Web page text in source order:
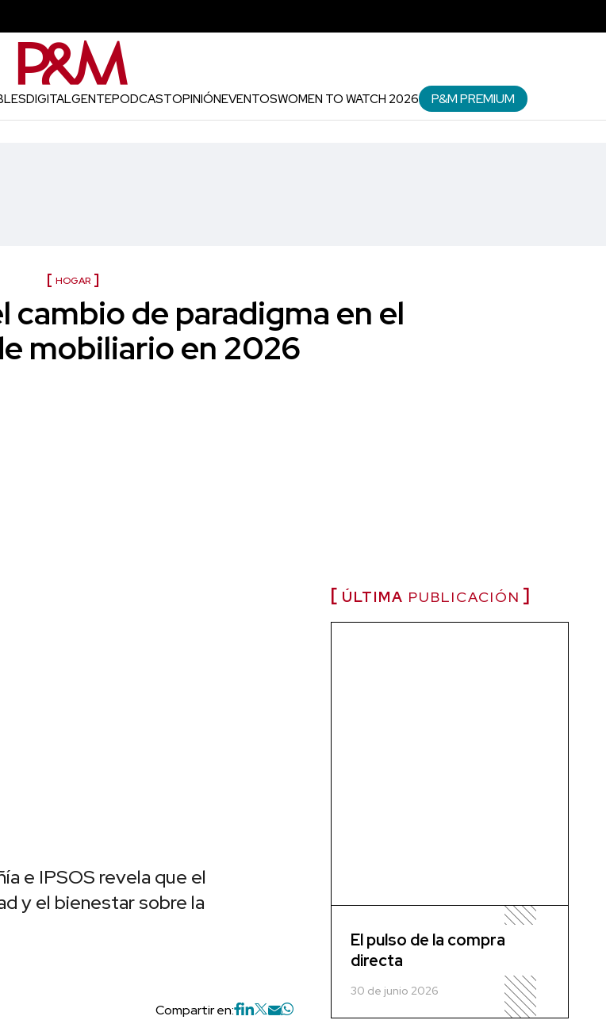
DIGITALGENTEPODCASTOPINIÓNEVENTOSWOMEN TO WATCH 2026 P&M PREMIUM
HOGAR
de paradigma en el
mobiliario en 2026
e IPSOS revela que el
y el bienestar sobre la
Compartir en:
ÚLTIMA PUBLICACIÓN
El pulso de la compra
directa
30 de junio 2026